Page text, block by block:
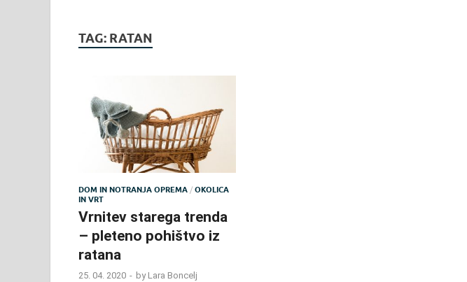
TAG: RATAN
DOM IN NOTRANJA OPREMA / OKOLICA
IN VRT
Vrnitev starega trenda
– pleteno pohištvo iz
ratana
25. 04. 2020 - by Lara Boncelj